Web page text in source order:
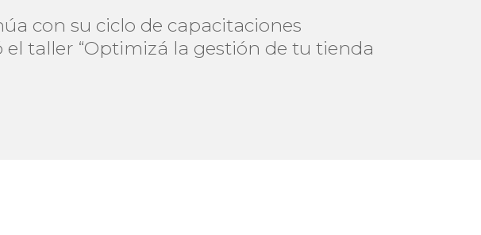
con su ciclo de capacitaciones
taller “Optimizá la gestión de tu tienda